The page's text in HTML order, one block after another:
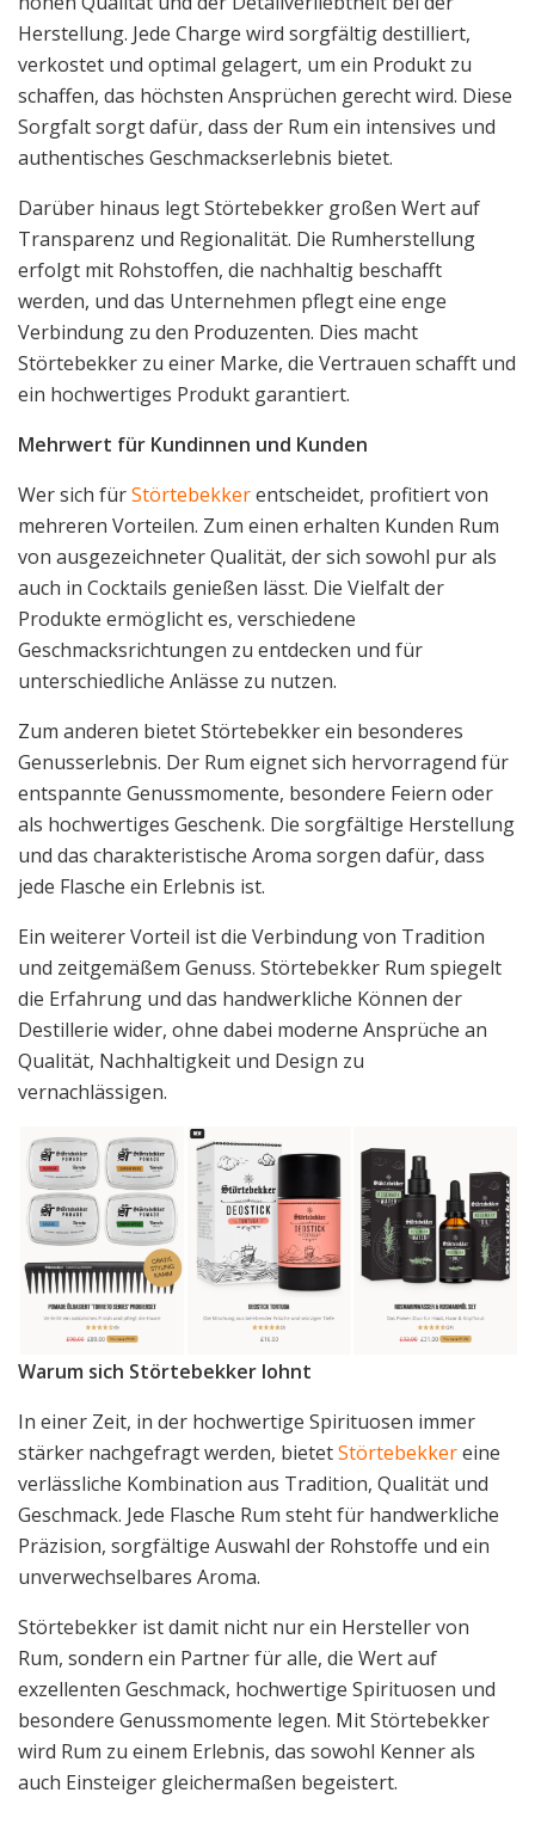
Herstellung. Jede Charge wird sorgfältig destilliert,
verkostet und optimal gelagert, um ein Produkt zu
schaffen, das höchsten Ansprüchen gerecht wird. Diese
Sorgfalt sorgt dafür, dass der Rum ein intensives und
authentisches Geschmackserlebnis bietet.
Darüber hinaus legt Störtebekker großen Wert auf
Transparenz und Regionalität. Die Rumherstellung
erfolgt mit Rohstoffen, die nachhaltig beschafft
werden, und das Unternehmen pflegt eine enge
Verbindung zu den Produzenten. Dies macht
Störtebekker zu einer Marke, die Vertrauen schafft und
ein hochwertiges Produkt garantiert.
Mehrwert für Kundinnen und Kunden
Wer sich fürStörtebekkerentscheidet, profitiert von
mehreren Vorteilen. Zum einen erhalten Kunden Rum
von ausgezeichneter Qualität, der sich sowohl pur als
auch in Cocktails genießen lässt. Die Vielfalt der
Produkte ermöglicht es, verschiedene
Geschmacksrichtungen zu entdecken und für
unterschiedliche Anlässe zu nutzen.
Zum anderen bietet Störtebekker ein besonderes
Genusserlebnis. Der Rum eignet sich hervorragend für
entspannte Genussmomente, besondere Feiern oder
als hochwertiges Geschenk. Die sorgfältige Herstellung
und das charakteristische Aroma sorgen dafür, dass
jede Flasche ein Erlebnis ist.
Ein weiterer Vorteil ist die Verbindung von Tradition
und zeitgemäßem Genuss. Störtebekker Rum spiegelt
die Erfahrung und das handwerkliche Können der
Destillerie wider, ohne dabei moderne Ansprüche an
Qualität, Nachhaltigkeit und Design zu
vernachlässigen.
Warum sich Störtebekker lohnt
In einer Zeit, in der hochwertige Spirituosen immer
stärker nachgefragt werden, bietetStörtebekkereine
verlässliche Kombination aus Tradition, Qualität und
Geschmack. Jede Flasche Rum steht für handwerkliche
Präzision, sorgfältige Auswahl der Rohstoffe und ein
unverwechselbares Aroma.
Störtebekker ist damit nicht nur ein Hersteller von
Rum, sondern ein Partner für alle, die Wert auf
exzellenten Geschmack, hochwertige Spirituosen und
besondere Genussmomente legen. Mit Störtebekker
wird Rum zu einem Erlebnis, das sowohl Kenner als
auch Einsteiger gleichermaßen begeistert.